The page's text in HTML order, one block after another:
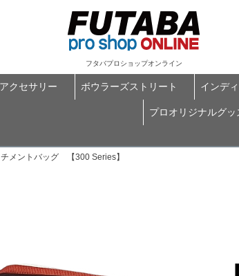
フタバプロショップオンライン
アクセサリー ボウラーズストリート インデ
プロオリジナルグッ
メントバッグ 【300 Series】